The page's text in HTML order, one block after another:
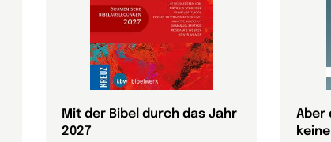
Mit der Bibel durch das Jahr
2027
Aber